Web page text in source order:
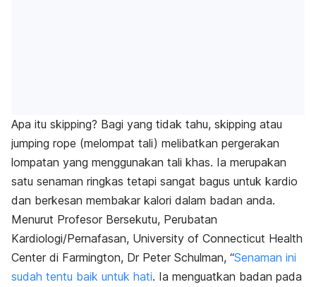
Apa itu skipping? Bagi yang tidak tahu, skipping atau
jumping rope (melompat tali) melibatkan pergerakan
lompatan yang menggunakan tali khas. Ia merupakan
satu senaman ringkas tetapi sangat bagus untuk kardio
dan berkesan membakar kalori dalam badan anda.
Menurut Profesor Bersekutu, Perubatan
Kardiologi/Pernafasan, University of Connecticut Health
Center di Farmington, Dr Peter Schulman, “Senaman ini
sudah tentu baik untuk hati. Ia menguatkan badan pada